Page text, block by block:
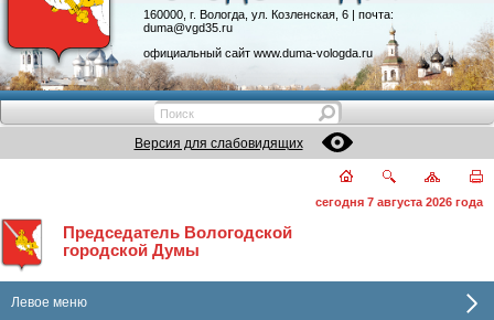
160000, г. Вологда, ул. Козленская, 6 | почта:
duma@vgd35.ru
официальный сайт www.duma-vologda.ru
Депутатские объединения
Версия для слабовидящих
сегодня 7 августа 2026 года
Председатель Вологодской
городской Думы
Левое меню